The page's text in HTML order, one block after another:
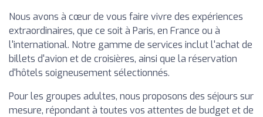
Nous avons à cœur de vous faire vivre des expériences
extraordinaires, que ce soit à Paris, en France ou à
l'international. Notre gamme de services inclut l'achat de
billets d'avion et de croisières, ainsi que la réservation
d'hôtels soigneusement sélectionnés.
Pour les groupes adultes, nous proposons des séjours sur
mesure, répondant à toutes vos attentes de budget et de